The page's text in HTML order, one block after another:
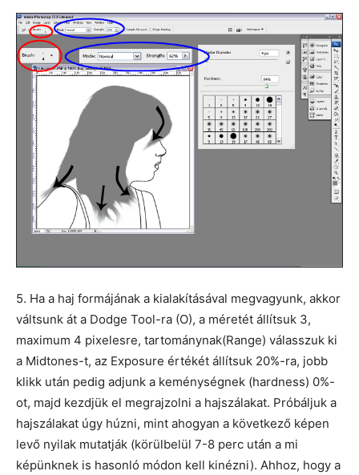
5. Ha a haj formájának a kialakításával megvagyunk, akkor
váltsunk át a Dodge Tool-ra (O), a méretét állítsuk 3,
maximum 4 pixelesre, tartománynak(Range) válasszuk ki
a Midtones-t, az Exposure értékét állítsuk 20%-ra, jobb
klikk után pedig adjunk a keménységnek (hardness) 0%-
ot, majd kezdjük el megrajzolni a hajszálakat. Próbáljuk a
hajszálakat úgy húzni, mint ahogyan a következő képen
levő nyilak mutatják (körülbelül 7-8 perc után a mi
képünknek is hasonló módon kell kinézni). Ahhoz, hogy a